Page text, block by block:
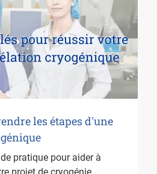
les étapes d'une
pratique pour aider à